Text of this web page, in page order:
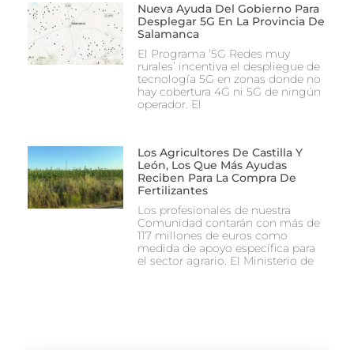
Nueva Ayuda Del Gobierno Para
Desplegar 5G En La Provincia De
Salamanca
El Programa ‘5G Redes muy
rurales’ incentiva el despliegue de
tecnología 5G en zonas donde no
hay cobertura 4G ni 5G de ningún
operador. El
Los Agricultores De Castilla Y
León, Los Que Más Ayudas
Reciben Para La Compra De
Fertilizantes
Los profesionales de nuestra
Comunidad contarán con más de
117 millones de euros como
medida de apoyo específica para
el sector agrario. El Ministerio de